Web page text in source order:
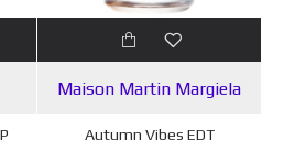
Maison Martin Margiela
Autumn Vibes EDT